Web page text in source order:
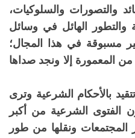
والتصورات والسلوكيات،
والتطور الهائل في وسائل
مسبوقة في هذا المجال؛
المعمورة إلا ونجد صداها
بالأحكام الشرعية وترى
الفتوى الشرعية من أكبر
المجتمعات ونقلها من طور